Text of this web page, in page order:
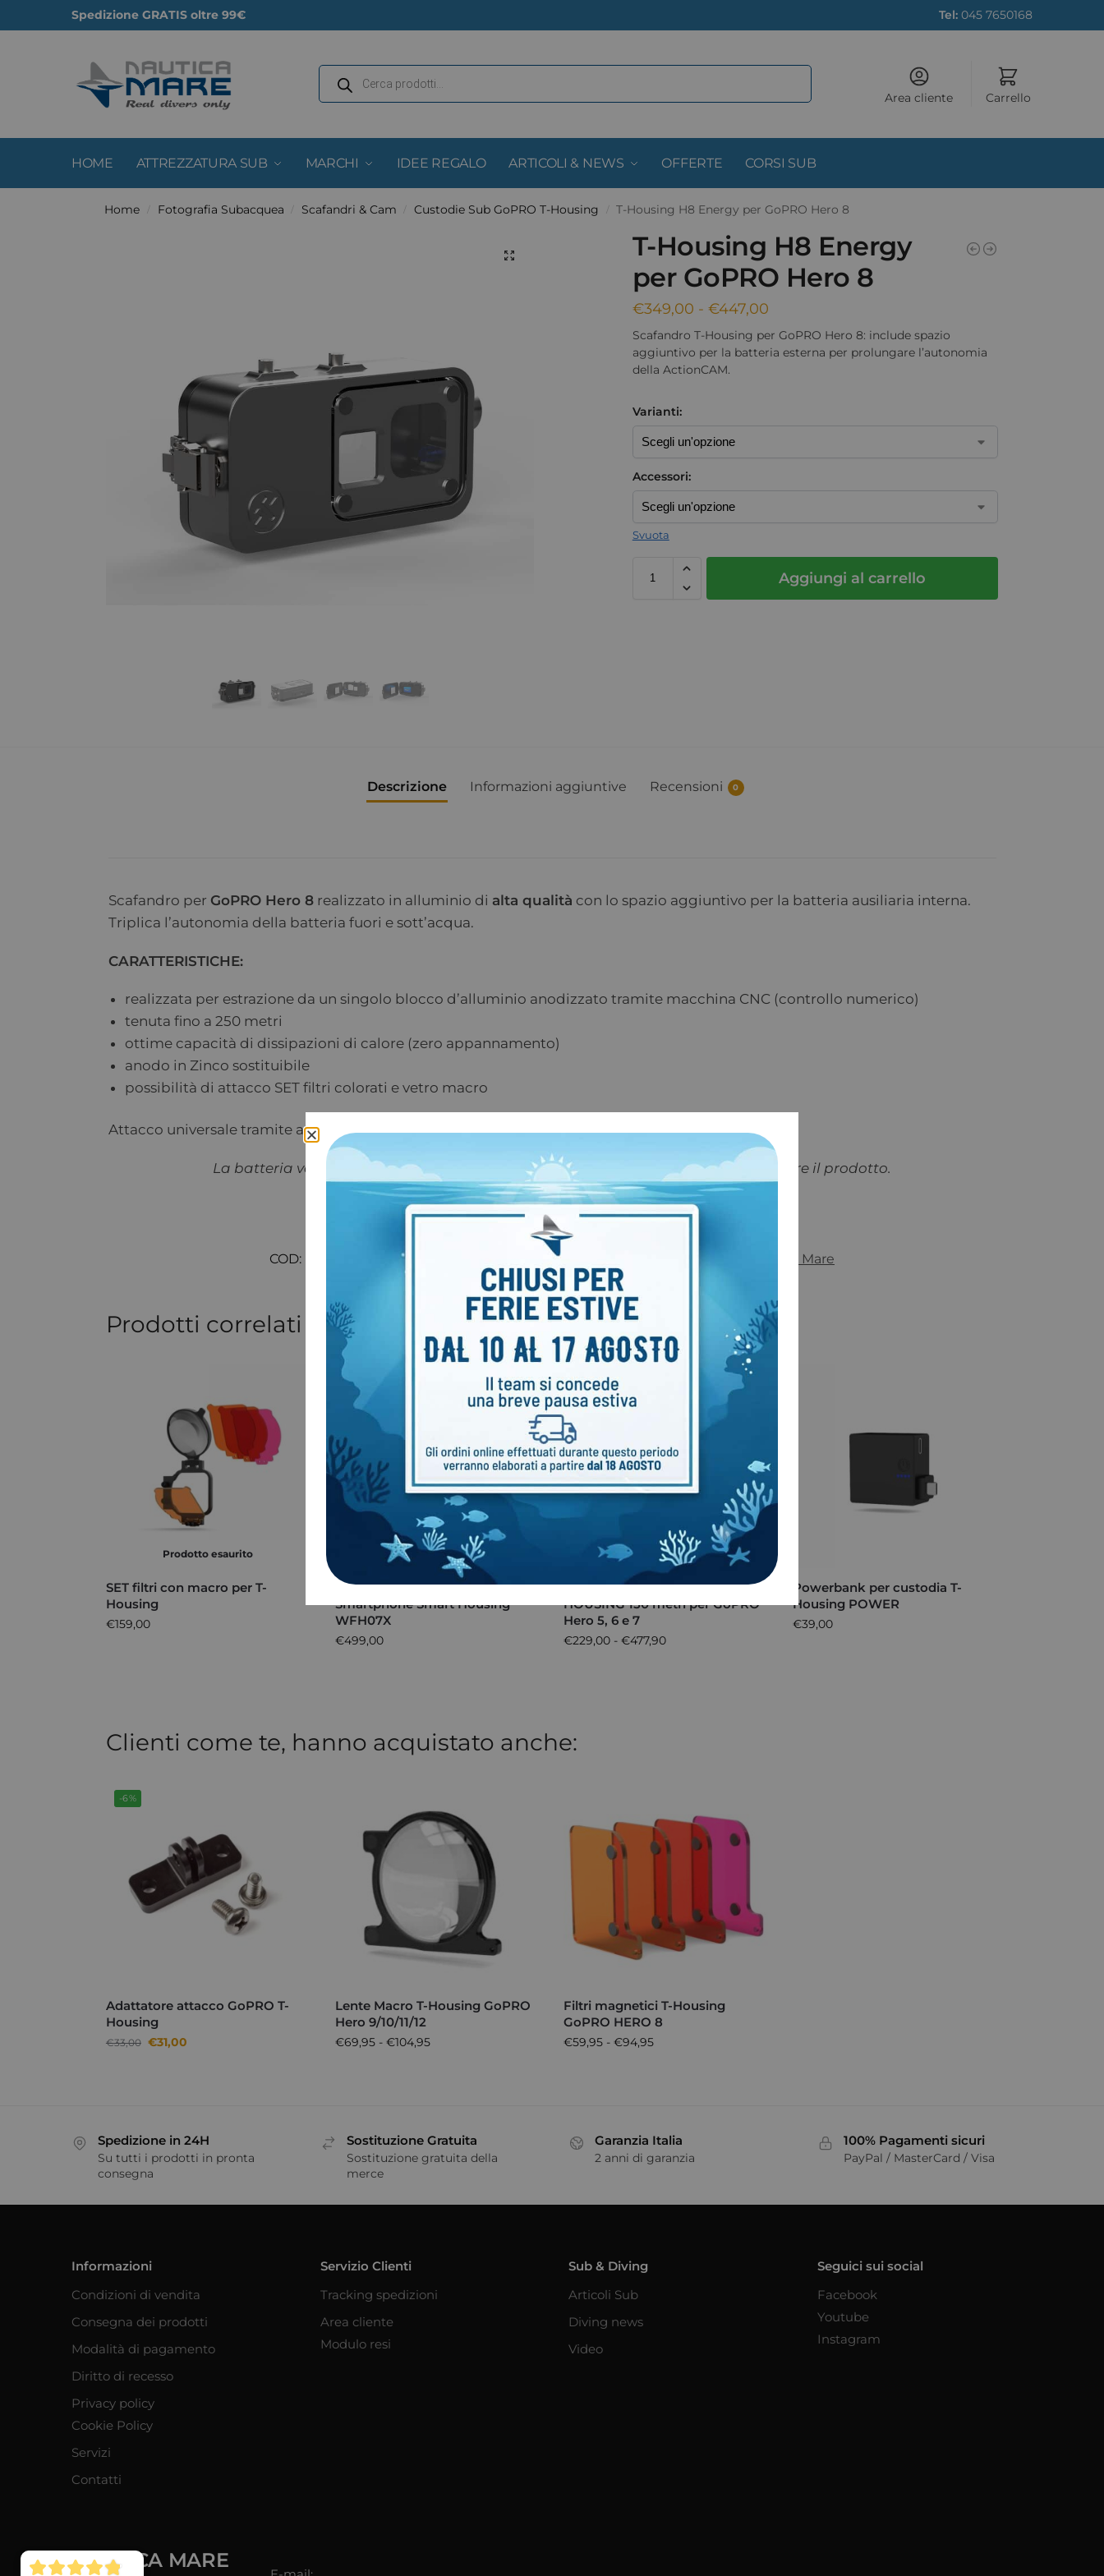
Spedizione GRATIS oltre 99€ Tel: 045 7650168
Area cliente Carrello
HOME ATTREZZATURA SUB MARCHI IDEE REGALO ARTICOLI & NEWS OFFERTE CORSI SUB
Home Fotografia Subacquea Scafandri & Cam Custodie Sub GoPRO T-Housing T-Housing H8 Energy per GoPRO Hero 8
T-Housing H8 Energy
per GoPRO Hero 8
€349,00 - €447,00
Scafandro T-Housing per GoPRO Hero 8: include spazio
aggiuntivo per la batteria esterna per prolungare l’autonomia
della ActionCAM.
Varianti:
Accessori:
Svuota
Aggiungi al carrello
Descrizione Informazioni aggiuntive Recensioni 0
Scafandro per GoPRO Hero 8realizzato in alluminio di alta qualità con lo spazio aggiuntivo per la batteria ausiliaria interna.
Triplica l’autonomia della batteria fuori e sott’acqua.
CARATTERISTICHE:
realizzata per estrazione da un singolo blocco d’alluminio anodizzato tramite macchina CNC (controllo numerico)
tenuta fino a 250 metri
ottime capacità di dissipazioni di calore (zero appannamento)
anodo in Zinco sostituibile
possibilità di attacco SET filtri colorati e vetro macro
Attacco universale tramite adattatore (non incluso– vedi accessori aggiuntivi)
La batteria va acquistata separatamente, l’immagine ha il solo scopo di presentare il prodotto.
COD: Categoria: Custodie Sub GoPRO T-Housing Nautica Mare
Prodotti correlati
Prodotto esaurito
SET filtri con macro per T-
Housing
€159,00
Custodia Subacquea
Smartphone Smart Housing
WFH07X
€499,00
Prodotto esaurito
Custodia subacquea T-
HOUSING 150 metri per GoPRO
Hero 5, 6 e 7
€229,00 - €477,90
Powerbank per custodia T-
Housing POWER
€39,00
Clienti come te, hanno acquistato anche:
-6%
Adattatore attacco GoPRO T-
Housing
€33,00 €31,00
Lente Macro T-Housing GoPRO
Hero 9/10/11/12
€69,95 - €104,95
Filtri magnetici T-Housing
GoPRO HERO 8
€59,95 - €94,95
Spedizione in 24H
Su tutti i prodotti in pronta
consegna
Sostituzione Gratuita
Sostituzione gratuita della
merce
Garanzia Italia
2 anni di garanzia
100% Pagamenti sicuri
PayPal / MasterCard / Visa
Informazioni
Condizioni di vendita
Consegna dei prodotti
Modalità di pagamento
Diritto di recesso
Privacy policy
Cookie Policy
Servizi
Contatti
Servizio Clienti
Tracking spedizioni
Area cliente
Modulo resi
Sub & Diving
Articoli Sub
Diving news
Video
Seguici sui social
Facebook
Youtube
Instagram
NAUTICA MARE